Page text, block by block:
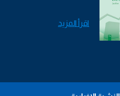
اقرأ المزيد